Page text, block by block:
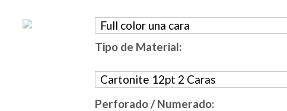
Tipo de Material:
Perforado / Numerado: